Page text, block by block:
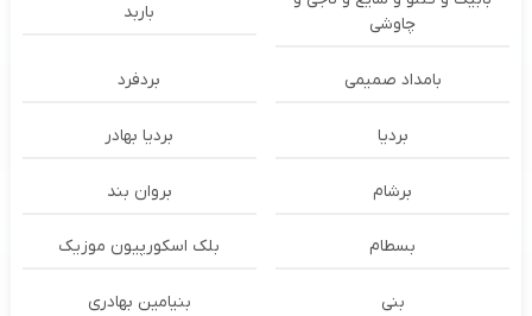
چاوشی
باربد
بامداد صمیمی بردفرد
بردیا بردیا بهادر
برشام بروان بند
بسطام بلک اسکورپیون موزیک
بنی بنیامین بهادری